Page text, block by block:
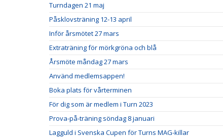
Turndagen 21 maj
Påsklovsträning 12-13 april
Inför årsmötet 27 mars
Extraträning för mörkgröna och blå
Årsmöte måndag 27 mars
Använd medlemsappen!
Boka plats för vårterminen
För dig som är medlem i Turn 2023
Prova-på-träning söndag 8 januari
Lagguld i Svenska Cupen för Turns MAG-killar